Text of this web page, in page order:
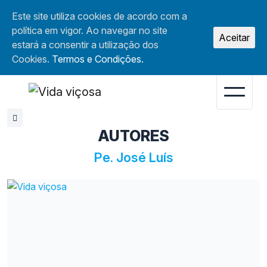
AUTORES
Pe. José Luís
Este site utiliza cookies de acordo com a
política em vigor. Ao navegar no site
estará a consentir a utilização dos
Cookies. Termos e Condições.
Aceitar